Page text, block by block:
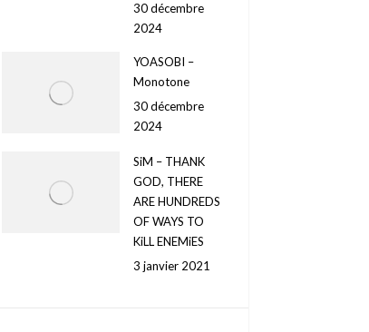
30 décembre
2024
YOASOBI –
Monotone
30 décembre
2024
SiM – THANK
GOD, THERE
ARE HUNDREDS
OF WAYS TO
KiLL ENEMiES
3 janvier 2021